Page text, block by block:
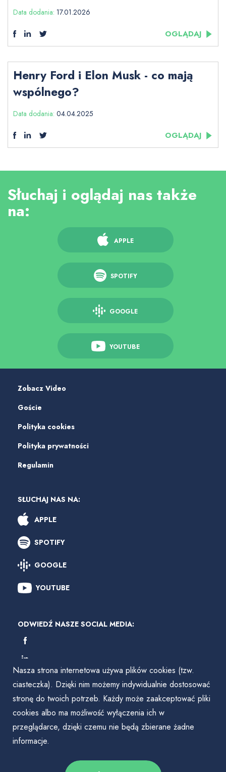
Data dodania: 17.01.2026
OGLĄDAJ
Henry Ford i Elon Musk - co mają
wspólnego?
Data dodania: 04.04.2025
OGLĄDAJ
Nasza strona internetowa używa plików cookies (tzw.
ciasteczka). Dzięki nim możemy indywidualnie dostosować
stronę do twoich potrzeb. Każdy może zaakceptować pliki
cookies albo ma możliwość wyłączenia ich w
przeglądarce, dzięki czemu nie będą zbierane żadne
informacje.
Słuchaj i oglądaj nas także
na:
APPLE
SPOTIFY
GOOGLE
YOUTUBE
Zobacz Video
Goście
Polityka cookies
Polityka prywatności
Regulamin
SŁUCHAJ NAS NA:
APPLE
SPOTIFY
GOOGLE
YOUTUBE
ODWIEDŹ NASZE SOCIAL MEDIA: